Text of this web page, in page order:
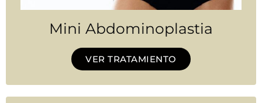
Mini Abdominoplastia
VER TRATAMIENTO